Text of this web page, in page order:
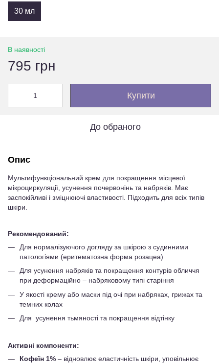
30 мл
В наявності
795 грн
Купити
До обраного
Опис
Мультифункціональний крем для покращення місцевої
мікроциркуляції, усунення почервонінь та набряків. Має
заспокійливі і зміцнюючі властивості. Підходить для всіх типів
шкіри.
Рекомендований:
Для нормалізуючого догляду за шкірою з судинними
патологіями (еритематозна форма розацеа)
Для усунення набряків та покращення контурів обличчя
при деформаційно – набряковому типі старіння
У якості крему або маски під очі при набряках, грижах та
темних колах
Для усунення тьмяності та покращення відтінку
Активні компоненти:
Кофеїн 1% – відновлює еластичність шкіри, уповільнює